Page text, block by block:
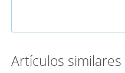
Artículos similares